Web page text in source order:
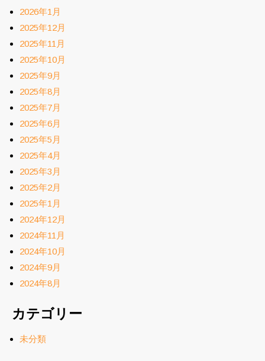
2026年1月
2025年12月
2025年11月
2025年10月
2025年9月
2025年8月
2025年7月
2025年6月
2025年5月
2025年4月
2025年3月
2025年2月
2025年1月
2024年12月
2024年11月
2024年10月
2024年9月
2024年8月
カテゴリー
未分類